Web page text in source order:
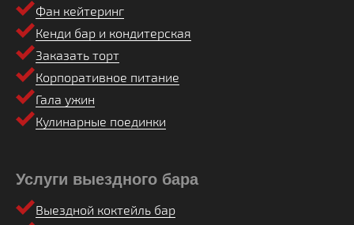
Фан кейтеринг
Кенди бар и кондитерская
Заказать торт
Корпоративное питание
Гала ужин
Кулинарные поединки
Услуги выездного бара
Выездной коктейль бар